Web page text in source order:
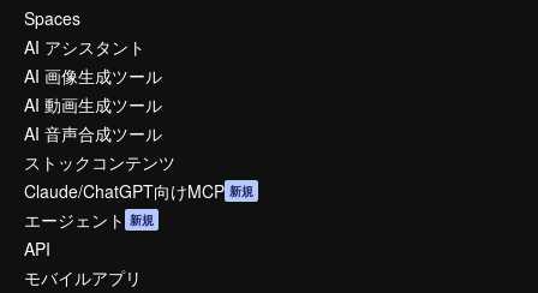
Spaces
AI アシスタント
AI 画像生成ツール
AI 動画生成ツール
AI 音声合成ツール
ストックコンテンツ
Claude/ChatGPT向けMCP 新規
エージェント 新規
API
モバイルアプリ